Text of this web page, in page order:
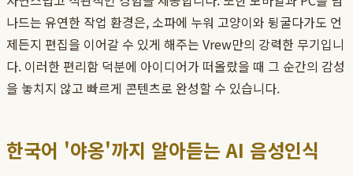
나드는 유연한 작업 환경은, 소파에 누워 고양이와 뒹굴다가도 언
제든지 편집을 이어갈 수 있게 해주는 Vrew만의 강력한 무기입니
다. 이러한 편리함 덕분에 아이디어가 떠올랐을 때 그 순간의 감성
을 놓치지 않고 빠르게 콘텐츠로 완성할 수 있습니다.
한국어 '야옹'까지 알아듣는 AI 음성인식